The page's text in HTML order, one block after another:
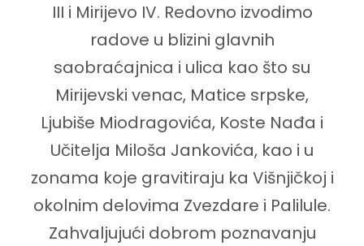
III i Mirijevo IV. Redovno izvodimo
radove u blizini glavnih
saobraćajnica i ulica kao što su
Mirijevski venac, Matice srpske,
Ljubiše Miodragovića, Koste Nađa i
Učitelja Miloša Jankovića, kao i u
zonama koje gravitiraju ka Višnjičkoj i
okolnim delovima Zvezdare i Palilule.
Zahvaljujući dobrom poznavanju